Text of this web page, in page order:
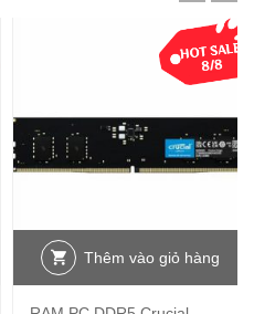
Thêm vào giỏ hàng